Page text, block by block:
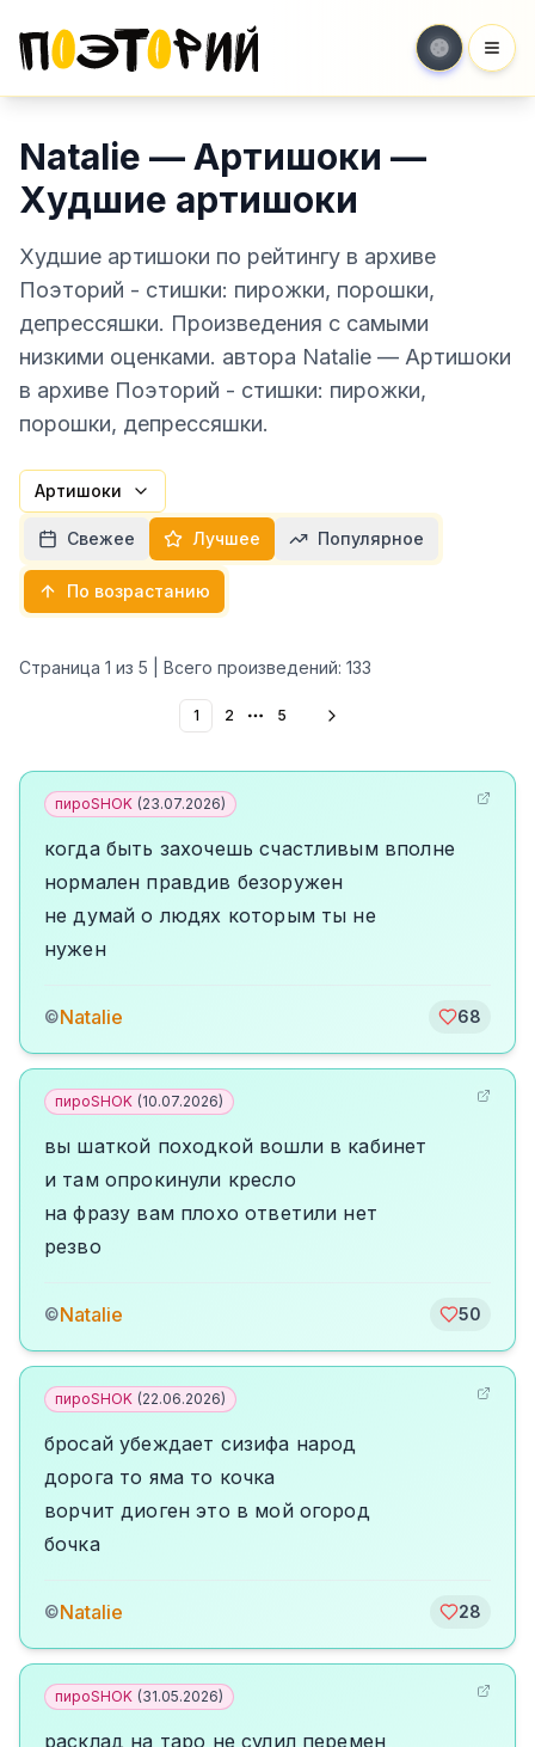
Natalie — Артишоки —
Худшие артишоки
Худшие артишоки по рейтингу в архиве
Поэторий - стишки: пирожки, порошки,
депрессяшки. Произведения с самыми
низкими оценками. автора Natalie — Артишоки
в архиве Поэторий - стишки: пирожки,
порошки, депрессяшки.
Артишоки
Свежее Лучшее Популярное
По возрастанию
Страница 1 из 5 | Всего произведений: 133
1 2 More pages
5
пироSHOK (23.07.2026)
когда быть захочешь счастливым вполне
нормален правдив безоружен
не думай о людях которым ты не
нужен
©Natalie 68
пироSHOK (10.07.2026)
вы шаткой походкой вошли в кабинет
и там опрокинули кресло
на фразу вам плохо ответили нет
резво
©Natalie 50
пироSHOK (22.06.2026)
бросай убеждает сизифа народ
дорога то яма то кочка
ворчит диоген это в мой огород
бочка
©Natalie 28
пироSHOK (31.05.2026)
расклад на таро не сулил перемен